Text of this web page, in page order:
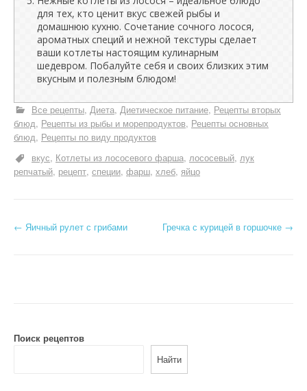
для тех, кто ценит вкус свежей рыбы и
домашнюю кухню. Сочетание сочного лосося,
ароматных специй и нежной текстуры сделает
ваши котлеты настоящим кулинарным
шедевром. Побалуйте себя и своих близких этим
вкусным и полезным блюдом!
Все рецепты Диета Диетическое питание Рецепты вторых
блюд Рецепты из рыбы и морепродуктов Рецепты основных
блюд Рецепты по виду продуктов
вкус Котлеты из лососевого фарша лососевый лук
репчатый рецепт специи фарш хлеб яйцо
Н
г
← Яичный рулет с грибами Гречка с курицей в горшочке →
Поиск рецептов
Найти